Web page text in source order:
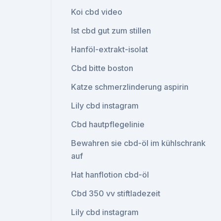
Koi cbd video
Ist cbd gut zum stillen
Hanföl-extrakt-isolat
Cbd bitte boston
Katze schmerzlinderung aspirin
Lily cbd instagram
Cbd hautpflegelinie
Bewahren sie cbd-öl im kühlschrank
auf
Hat hanflotion cbd-öl
Cbd 350 vv stiftladezeit
Lily cbd instagram